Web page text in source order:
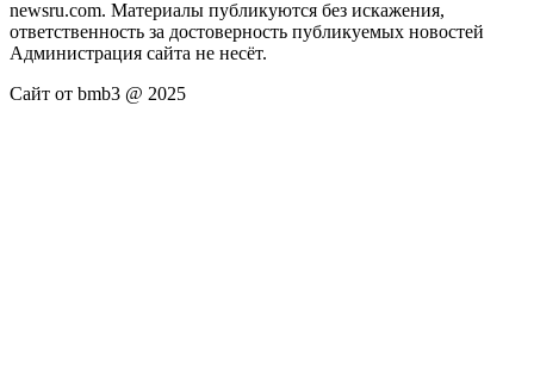
newsru.com. Материалы публикуются без искажения,
ответственность за достоверность публикуемых новостей
Администрация сайта не несёт.
Сайт от bmb3 @ 2025